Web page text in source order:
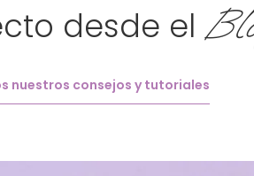
desde el
nuestros consejos y tutoriales